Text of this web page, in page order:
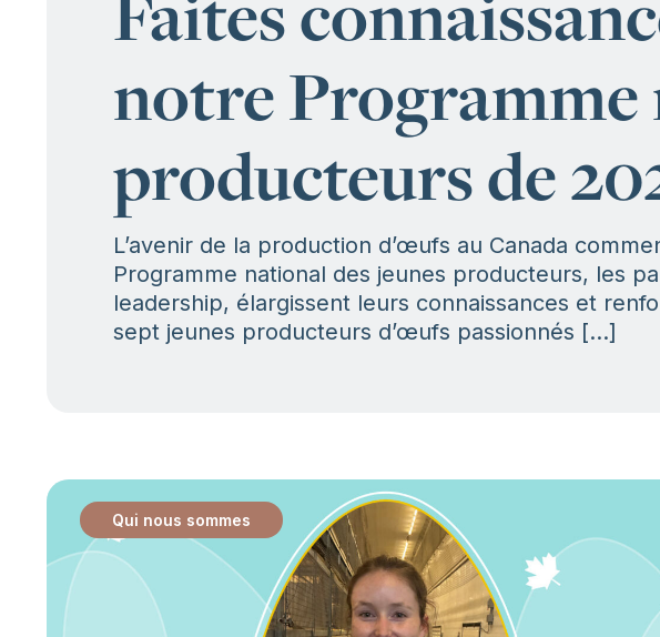
notre Programme
producteurs de
L’avenir de la production d’œufs au Canada
Programme national des jeunes producteurs, les
leadership, élargissent leurs connaissances et
sept jeunes producteurs d’œufs passionnés […]
Qui nous sommes
: